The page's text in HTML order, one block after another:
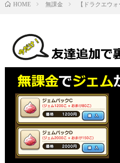
HOME 無課金 【ドラクエウ